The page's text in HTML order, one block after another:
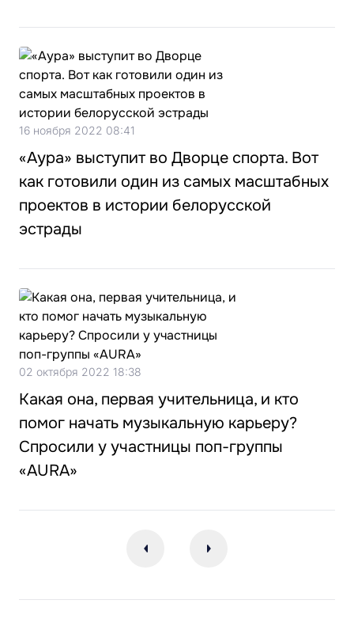
16 ноября 2022 08:41
«Аура» выступит во Дворце спорта. Вот
как готовили один из самых масштабных
проектов в истории белорусской
эстрады
02 октября 2022 18:38
Какая она, первая учительница, и кто
помог начать музыкальную карьеру?
Спросили у участницы поп-группы
«AURA»